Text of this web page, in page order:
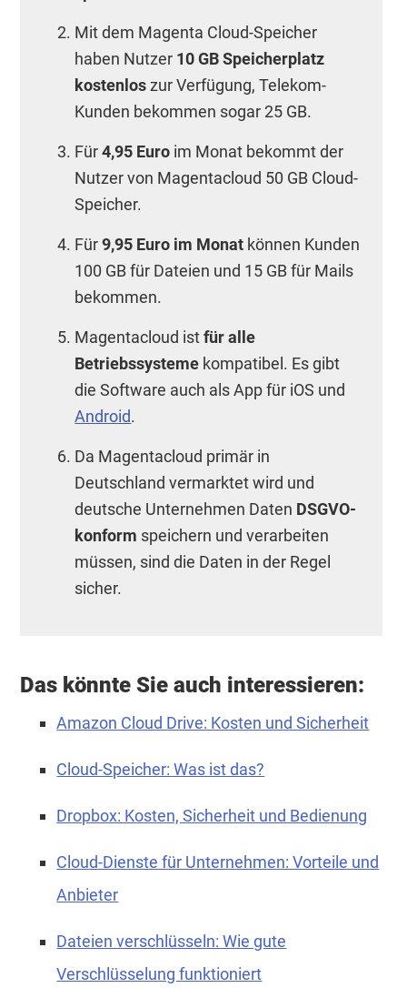
Mit dem Magenta Cloud-Speicher
haben Nutzer 10 GB Speicherplatz
kostenloszur Verfügung, Telekom-
Kunden bekommen sogar 25 GB.
Für4,95 Euro im Monat bekommt der
Nutzer von Magentacloud 50 GB Cloud-
Speicher.
Für9,95 Euro im Monat können Kunden
100 GB für Dateien und 15 GB für Mails
bekommen.
Magentacloud istfür alle
Betriebssysteme kompatibel. Es gibt
die Software auch als App für iOS und
Android.
Da Magentacloud primär in
Deutschland vermarktet wird und
deutsche Unternehmen Daten DSGVO-
konform speichern und verarbeiten
müssen, sind die Daten in der Regel
sicher.
Das könnte Sie auch interessieren:
Amazon Cloud Drive: Kosten und Sicherheit
Cloud-Speicher: Was ist das?
Dropbox: Kosten, Sicherheit und Bedienung
Cloud-Dienste für Unternehmen: Vorteile und
Anbieter
Dateien verschlüsseln: Wie gute
Verschlüsselung funktioniert